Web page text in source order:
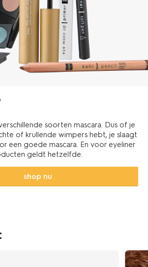
soorten mascara. Dus of je
of krullende wimpers hebt, je slaagt
een goede mascara. En voor eyeliner
geldt hetzelfde.
shop nu